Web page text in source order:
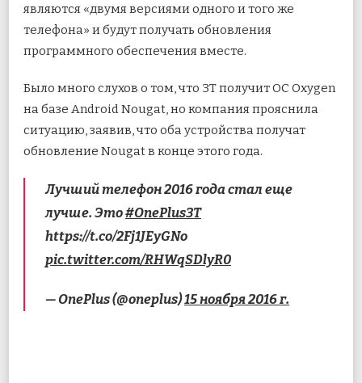
являются «двумя версиями одного и того же
телефона» и будут получать обновления
программного обеспечения вместе.
Было много слухов о том, что 3T ​​получит ОС Oxygen
на базе Android Nougat, но компания прояснила
ситуацию, заявив, что оба устройства получат
обновление Nougat в конце этого года.
Лучший телефон 2016 года стал еще
лучше. Это#OnePlus3T
https://t.co/2Fj1JEyGNo
pic.twitter.com/RHWqSDlyR0
— OnePlus (@oneplus)15 ноября 2016 г.